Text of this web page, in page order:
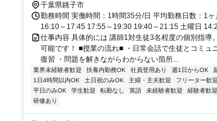
千葉県銚子市
勤務時間 実働時間：1時間35分/日 平均勤務日数：1
16:10～17:45 17:55～19:30 19:40～21:15 土曜日
仕事内容 具体的には 講師1対生徒3名程度の個別指導
可能です！ ■授業の流れ■ ・日常会話で生徒とコミュ
復習 ・問題を解きながらわからない箇所...
業界未経験者歓迎 扶養内勤務OK 社員登用あり 週1日からOK
1日4時間以内OK
土日祝のみOK 主婦・主夫歓迎 フリーター歓迎
平日のみOK
学生歓迎 転勤なし 英語 未経験者歓迎 経験者歓迎
研修あり